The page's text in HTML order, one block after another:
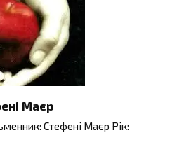
Маєр
Стефені Маєр Рік: